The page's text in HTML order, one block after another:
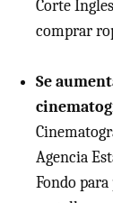
Corte
comprar
Se
Agencia
Fondo